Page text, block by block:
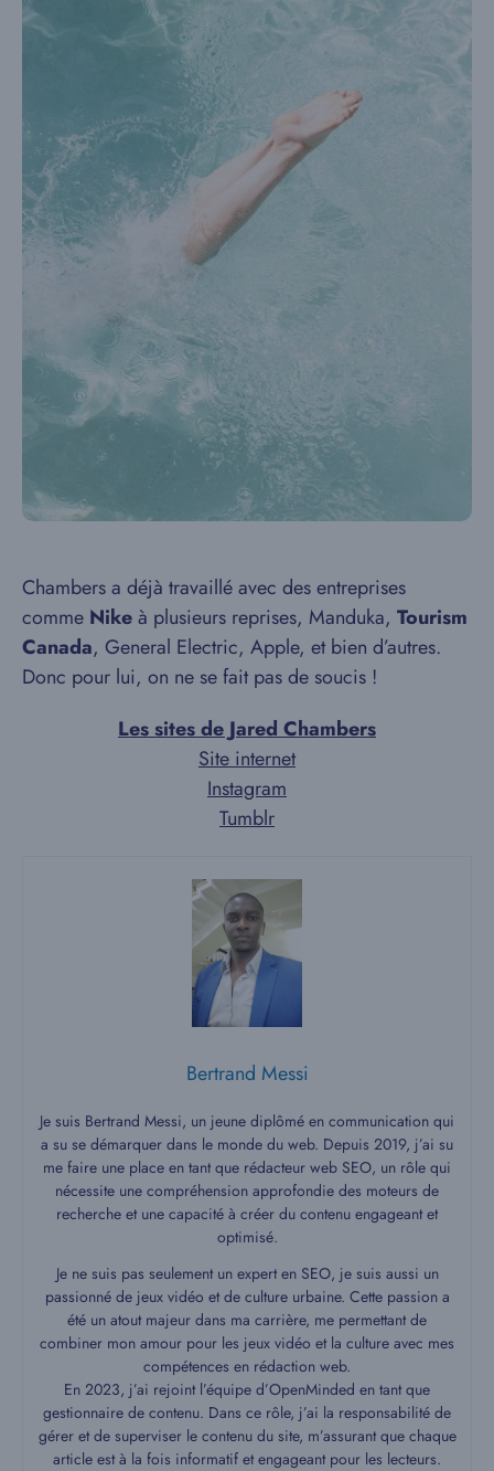
Chambers a déjà travaillé avec des entreprises
comme Nikeà plusieurs reprises, Manduka, Tourism
Canada, General Electric, Apple, et bien d’autres.
Donc pour lui, on ne se fait pas de soucis !
Les sites de Jared Chambers
Site internet
Instagram
Tumblr
Bertrand Messi
Je suis Bertrand Messi, un jeune diplômé en communication qui
a su se démarquer dans le monde du web. Depuis 2019, j’ai su
me faire une place en tant que rédacteur web SEO, un rôle qui
nécessite une compréhension approfondie des moteurs de
recherche et une capacité à créer du contenu engageant et
optimisé.
Je ne suis pas seulement un expert en SEO, je suis aussi un
passionné de jeux vidéo et de culture urbaine. Cette passion a
été un atout majeur dans ma carrière, me permettant de
combiner mon amour pour les jeux vidéo et la culture avec mes
compétences en rédaction web.
En 2023, j’ai rejoint l’équipe d’OpenMinded en tant que
gestionnaire de contenu. Dans ce rôle, j’ai la responsabilité de
gérer et de superviser le contenu du site, m’assurant que chaque
article est à la fois informatif et engageant pour les lecteurs.